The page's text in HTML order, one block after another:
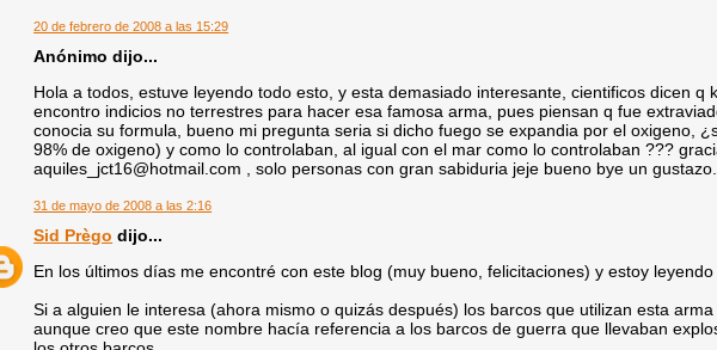
20 de febrero de 2008 a las 15:29
Anónimo dijo...
Hola a todos, estuve leyendo todo esto, y esta demasiado interesante, cientificos dicen q
encontro indicios no terrestres para hacer esa famosa arma, pues piensan q fue
conocia su formula, bueno mi pregunta seria si dicho fuego se expandia por el oxigeno,
98% de oxigeno) y como lo controlaban, al igual con el mar como lo controlaban ???
aquiles_jct16@hotmail.com , solo personas con gran sabiduria jeje bueno bye un
31 de mayo de 2008 a las 2:16
Sid Prègo dijo...
En los últimos días me encontré con este blog (muy bueno, felicitaciones) y estoy
Si a alguien le interesa (ahora mismo o quizás después) los barcos que utilizan esta
aunque creo que este nombre hacía referencia a los barcos de guerra que llevaban